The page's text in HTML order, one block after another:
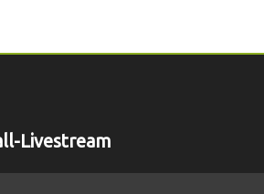
Livestream